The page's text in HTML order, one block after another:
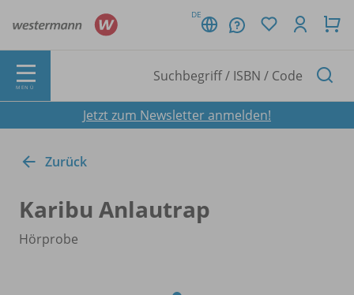
DE
MENÜ
Jetzt zum Newsletter anmelden!
Zurück
Karibu Anlautrap
Hörprobe